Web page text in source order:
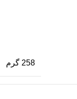
258 گرم